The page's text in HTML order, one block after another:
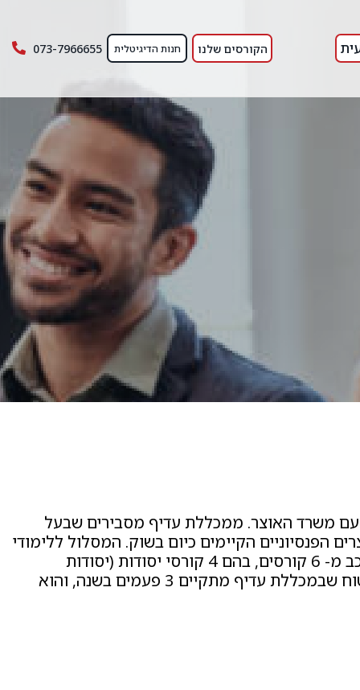
הקורסים שלנו חנות הדיגיטלית 073-7966655
משרד האוצר. ממכללת עדיף מסבירים שבעל
הפנסיוניים הקיימים כיום בשוק. המסלול ללימודי
סוכן ביטוח משווק פנסיוני יועץ פנסיוני משמש כהכנה לקראת הבחינות של משרד האוצר לקבלת הרישיון ומורכב מ- 6 קורסים, בהם 4 קורסי יסודות (יסודות
הביטוח, כלכלה, חשבונאות, סטטיסטיקה ומימון) ו-2 קורסי גמר (גמר פנסיוני ומקצועית א). קורס יסודות הביטוח שבמכללת עדיף מתקיים 3 פעמים בשנה, והוא